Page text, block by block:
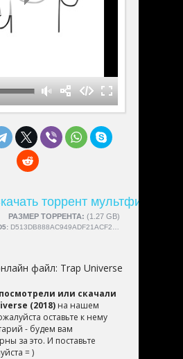
торрент мультфильм
РАЗМЕР ТОРРЕНТА: (1.27 GB)
4189
D513DB888AC949ADF21ACF2B7110B757
файл: Trap Universe
посмотрели или скачали
(2018) на нашем
оставьте к нему
- будем вам
за это. И поставьте
= )